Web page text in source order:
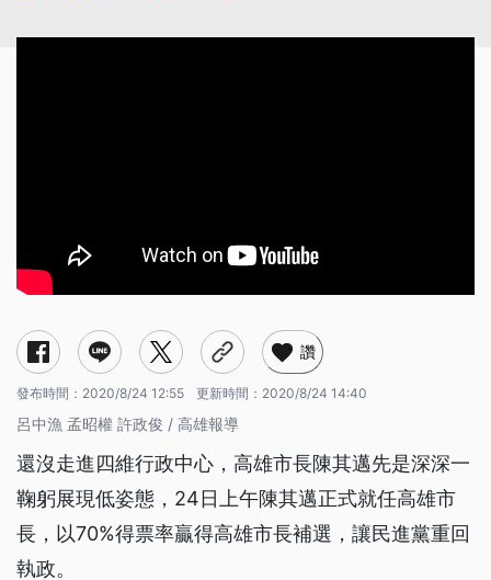
讚
發布時間： 2020/8/24 12:55 更新時間： 2020/8/24 14:40
呂中漁 孟昭權 許政俊 / 高雄報導
還沒走進四維行政中心，高雄市長陳其邁先是深深一
鞠躬展現低姿態，24日上午陳其邁正式就任高雄市
長，以70%得票率贏得高雄市長補選，讓民進黨重回
執政。